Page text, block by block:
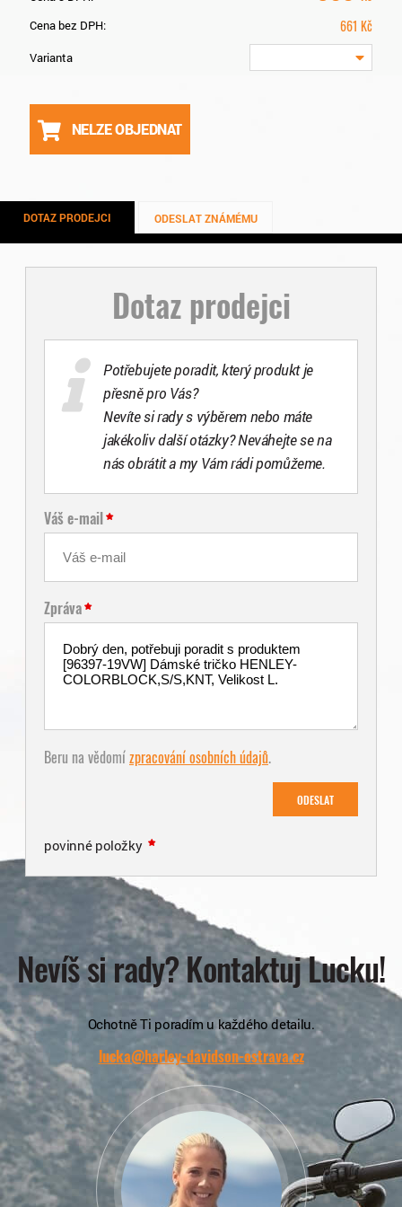
Cena bez DPH: 661 Kč
Varianta
NELZE OBJEDNAT
DOTAZ PRODEJCI ODESLAT ZNÁMÉMU
Dotaz prodejci
Potřebujete poradit, který produkt je
přesně pro Vás?
Nevíte si rady s výběrem nebo máte
jakékoliv další otázky? Neváhejte se na
nás obrátit a my Vám rádi pomůžeme.
Váš e-mail
Zpráva
Beru na vědomízpracování osobních údajů.
ODESLAT
povinné položky
Nevíš si rady? Kontaktuj Lucku!
Ochotně Ti poradím u každého detailu.
lucka@harley-davidson-ostrava.cz